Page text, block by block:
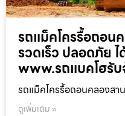
รถแม็คโครรื้อถอน
รวดเร็ว ปลอดภัย
www.รถแบคโฮรั
รถแม็คโครรื้อถอนคลองสา
ดูเพิ่มเติม »